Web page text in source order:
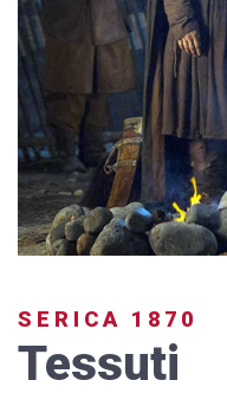
SERICA 1870
Tessuti